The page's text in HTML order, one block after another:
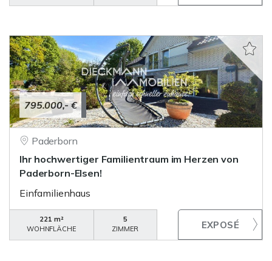
795.000,- €
Paderborn
Ihr hochwertiger Familientraum im Herzen von
Paderborn-Elsen!
Einfamilienhaus
221 m²
WOHNFLÄCHE
5
ZIMMER